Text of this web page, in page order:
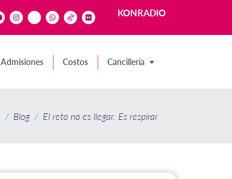
KONRADIO
Admisiones Costos Cancillería
Blog El reto no es llegar. Es respirar